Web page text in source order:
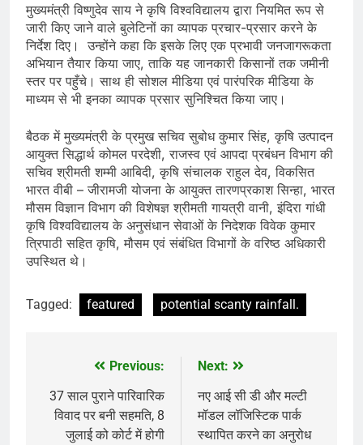
मुख्यमंत्री विष्णुदेव साय ने कृषि विश्वविद्यालय द्वारा नियमित रूप से
जारी किए जाने वाले बुलेटिनों का व्यापक प्रचार-प्रसार करने के
निर्देश दिए। उन्होंने कहा कि इसके लिए एक प्रभावी जनजागरूकता
अभियान तैयार किया जाए, ताकि यह जानकारी किसानों तक जमीनी
स्तर पर पहुँचे। साथ ही सोशल मीडिया एवं पारंपरिक मीडिया के
माध्यम से भी इनका व्यापक प्रसार सुनिश्चित किया जाए।
बैठक में मुख्यमंत्री के प्रमुख सचिव सुबोध कुमार सिंह, कृषि उत्पादन
आयुक्त सिद्धार्थ कोमल परदेशी, राजस्व एवं आपदा प्रबंधन विभाग की
सचिव श्रीमती शम्मी आबिदी, कृषि संचालक राहुल देव, विकसित
भारत वीबी – जीरामजी योजना के आयुक्त तारणप्रकाश सिन्हा, भारत
मौसम विज्ञान विभाग की विशेषज्ञ श्रीमती गायत्री वानी, इंदिरा गांधी
कृषि विश्वविद्यालय के अनुसंधान सेवाओं के निदेशक विवेक कुमार
त्रिपाठी सहित कृषि, मौसम एवं संबंधित विभागों के वरिष्ठ अधिकारी
उपस्थित थे।
Tagged: featured potential scanty rainfall.
navigation
Previous:
37 साल पुराने पारिवारिक
विवाद पर बनी सहमति, 8
जुलाई को कोर्ट में होगी
Next:
नए आई सी डी और मल्टी
मॉडल लॉजिस्टिक पार्क
स्थापित करने का अनुरोध